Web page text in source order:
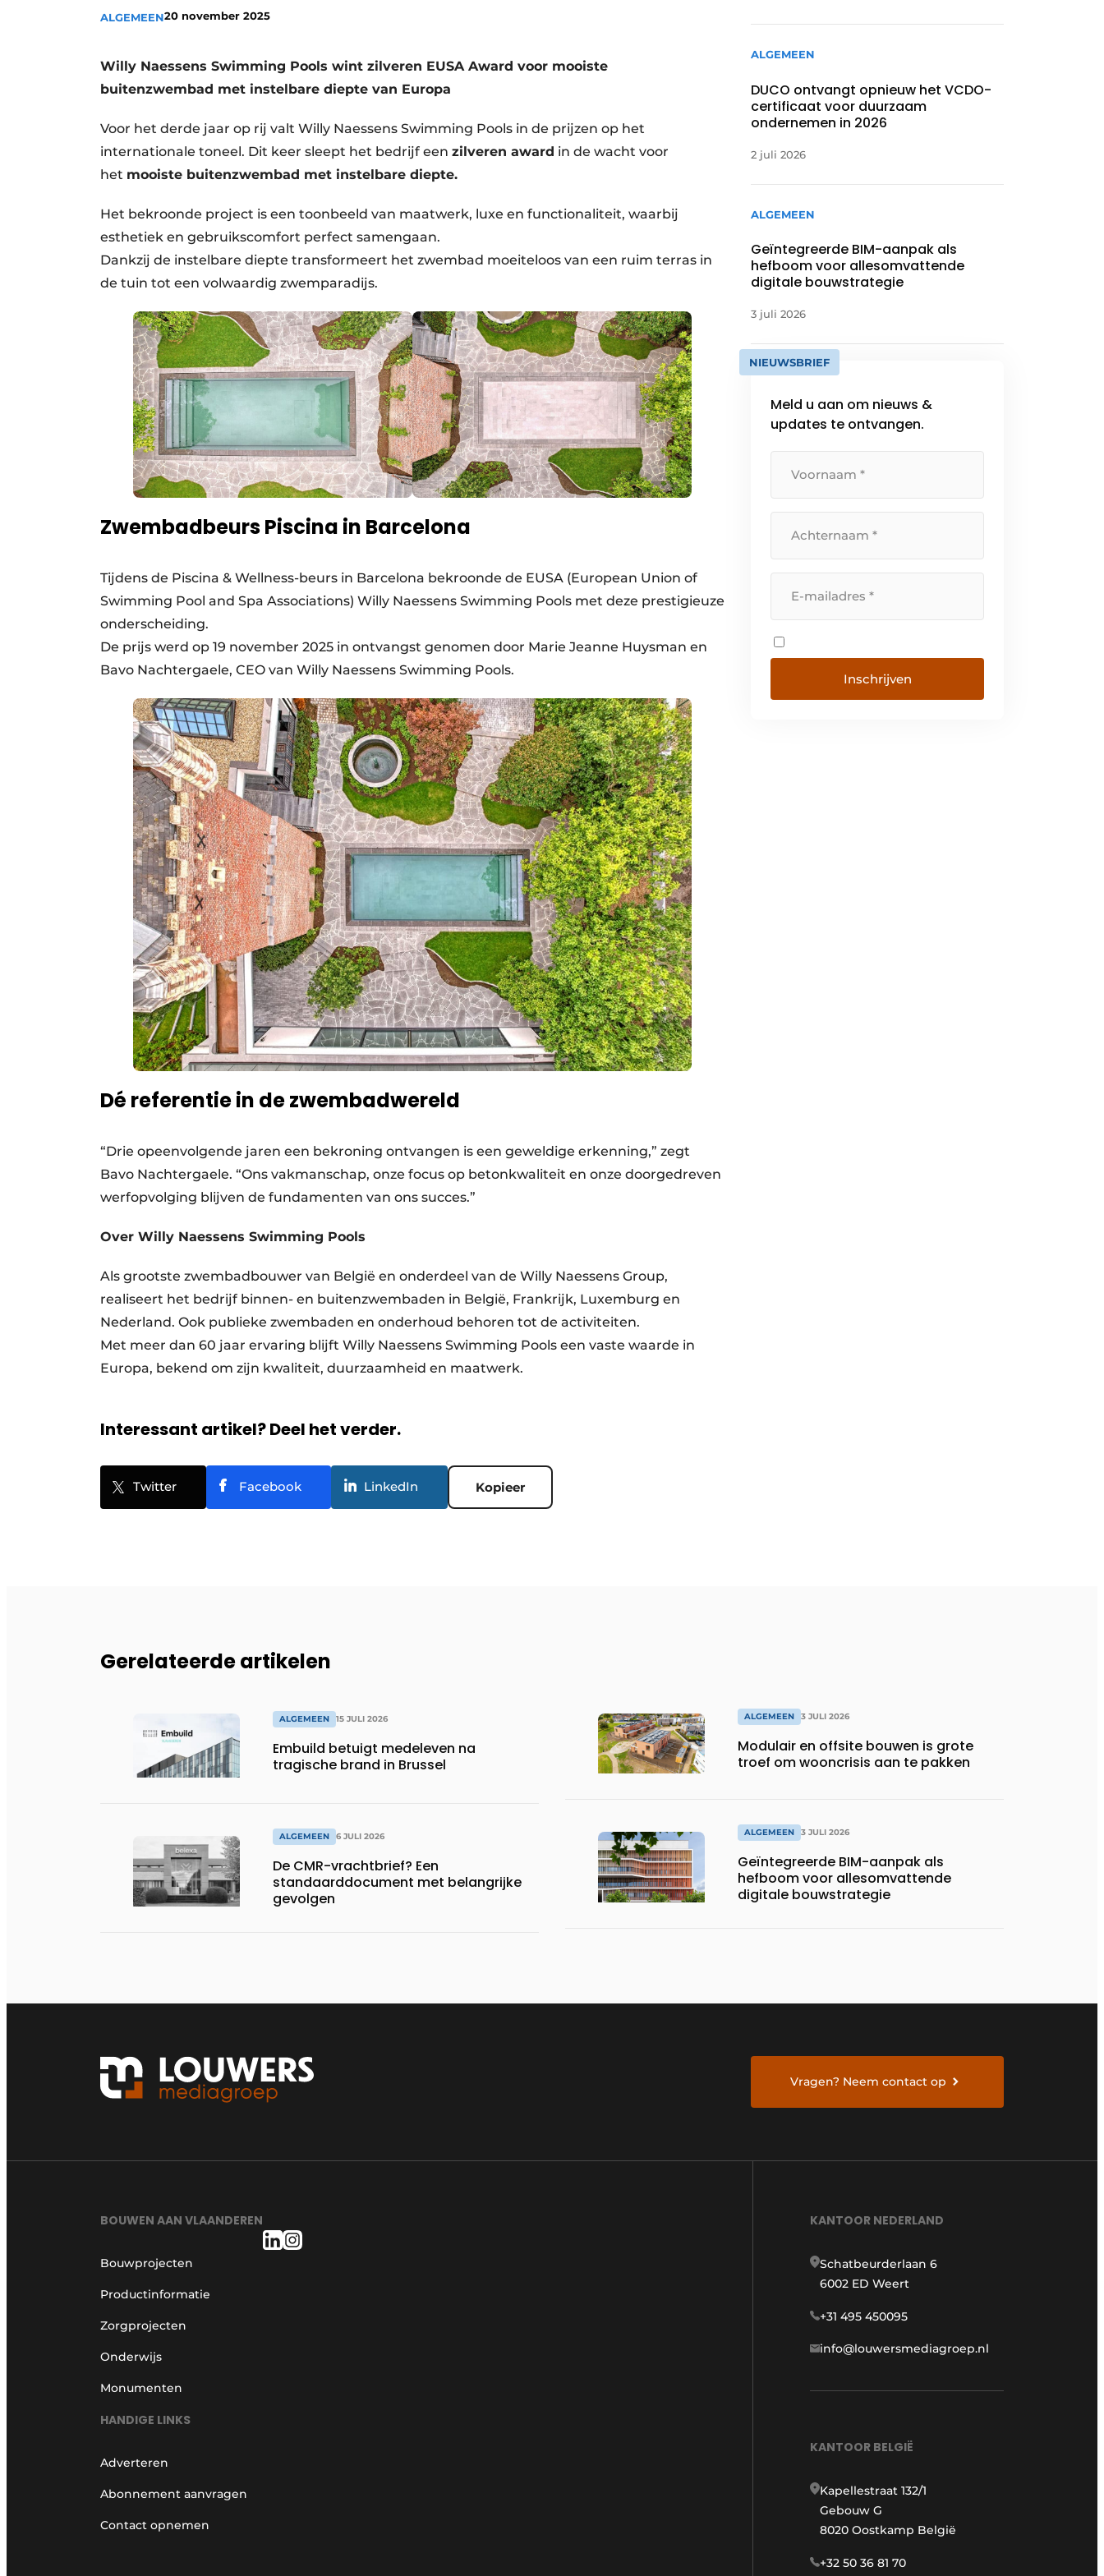
Vacature aanmelden
Video’s
Bedrijven
Bedrijven
ALGEMEEN20 november 2025
Willy Naessens Swimming Pools wint zilveren EUSA Award voor mooiste
buitenzwembad met instelbare diepte van Europa
Voor het derde jaar op rij valt Willy Naessens Swimming Pools in de prijzen op het
internationale toneel. Dit keer sleept het bedrijf een zilveren award in de wacht voor
het mooiste buitenzwembad met instelbare diepte.
Het bekroonde project is een toonbeeld van maatwerk, luxe en functionaliteit, waarbij
esthetiek en gebruikscomfort perfect samengaan.
Dankzij de instelbare diepte transformeert het zwembad moeiteloos van een ruim terras in
de tuin tot een volwaardig zwemparadijs.
Zwembadbeurs Piscina in Barcelona
Tijdens de Piscina & Wellness-beurs in Barcelona bekroonde de EUSA (European Union of
Swimming Pool and Spa Associations) Willy Naessens Swimming Pools met deze prestigieuze
onderscheiding.
De prijs werd op 19 november 2025 in ontvangst genomen door Marie Jeanne Huysman en
Bavo Nachtergaele, CEO van Willy Naessens Swimming Pools.
Dé referentie in de zwembadwereld
“Drie opeenvolgende jaren een bekroning ontvangen is een geweldige erkenning,” zegt
Bavo Nachtergaele. “Ons vakmanschap, onze focus op betonkwaliteit en onze doorgedreven
werfopvolging blijven de fundamenten van ons succes.”
Over Willy Naessens Swimming Pools
Als grootste zwembadbouwer van België en onderdeel van de Willy Naessens Group,
realiseert het bedrijf binnen- en buitenzwembaden in België, Frankrijk, Luxemburg en
Nederland. Ook publieke zwembaden en onderhoud behoren tot de activiteiten.
Met meer dan 60 jaar ervaring blijft Willy Naessens Swimming Pools een vaste waarde in
Europa, bekend om zijn kwaliteit, duurzaamheid en maatwerk.
Interessant artikel? Deel het verder.
Twitter Facebook LinkedIn Kopieer
ALGEMEEN
DUCO ontvangt opnieuw het VCDO-
certificaat voor duurzaam
ondernemen in 2026
2 juli 2026
ALGEMEEN
Geïntegreerde BIM-aanpak als
hefboom voor allesomvattende
digitale bouwstrategie
3 juli 2026
NIEUWSBRIEF
Meld u aan om nieuws &
updates te ontvangen.
Gerelateerde artikelen
ALGEMEEN 15 JULI 2026
Embuild betuigt medeleven na
tragische brand in Brussel
ALGEMEEN 6 JULI 2026
De CMR-vrachtbrief? Een
standaarddocument met belangrijke
gevolgen
ALGEMEEN 3 JULI 2026
Modulair en offsite bouwen is grote
troef om wooncrisis aan te pakken
ALGEMEEN 3 JULI 2026
Geïntegreerde BIM-aanpak als
hefboom voor allesomvattende
digitale bouwstrategie
Vragen? Neem contact op
BOUWEN AAN VLAANDEREN
Bouwprojecten
Productinformatie
Zorgprojecten
Onderwijs
Monumenten
HANDIGE LINKS
Adverteren
Abonnement aanvragen
Contact opnemen
KANTOOR NEDERLAND
Schatbeurderlaan 6
6002 ED Weert
+31 495 450095
info@louwersmediagroep.nl
KANTOOR BELGIË
Kapellestraat 132/1
Gebouw G
8020 Oostkamp België
+32 50 36 81 70